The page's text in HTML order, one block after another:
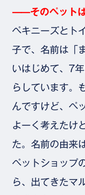
⸺そのペット
ペキニーズとト
子で、名前は「
いはじめて、7
らしています。
んですけど、ペ
よーく考えたけ
た。名前の由来
ペットショップ
ら、出てきたマ